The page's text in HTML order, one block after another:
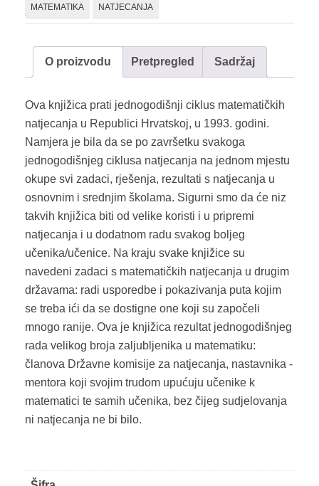
količina
MATEMATIKA NATJECANJA
O proizvodu Pretpregled Sadržaj
Ova knjižica prati jednogodišnji ciklus matematičkih
natjecanja u Republici Hrvatskoj, u 1993. godini.
Namjera je bila da se po završetku svakoga
jednogodišnjeg ciklusa natjecanja na jednom mjestu
okupe svi zadaci, rješenja, rezultati s natjecanja u
osnovnim i srednjim školama. Sigurni smo da će niz
takvih knjižica biti od velike koristi i u pripremi
natjecanja i u dodatnom radu svakog boljeg
učenika/učenice. Na kraju svake knjižice su
navedeni zadaci s matematičkih natjecanja u drugim
državama: radi usporedbe i pokazivanja puta kojim
se treba ići da se dostigne one koji su započeli
mnogo ranije. Ova je knjižica rezultat jednogodišnjeg
rada velikog broja zaljubljenika u matematiku:
članova Državne komisije za natjecanja, nastavnika -
mentora koji svojim trudom upućuju učenike k
matematici te samih učenika, bez čijeg sudjelovanja
ni natjecanja ne bi bilo.